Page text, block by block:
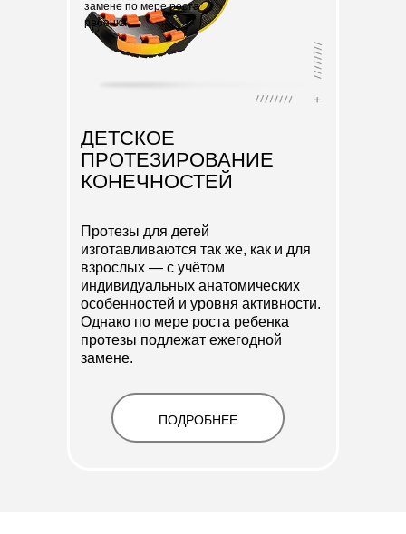
ДЕТСКОЕ
ПРОТЕЗИРОВАНИЕ
КОНЕЧНОСТЕЙ
Протезы для детей
изготавливаются так же, как и для
взрослых — с учётом
индивидуальных анатомических
особенностей и уровня активности.
Однако по мере роста ребенка
протезы подлежат ежегодной
замене.
ПОДРОБНЕЕ
замене по мере роста
ребенка.